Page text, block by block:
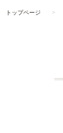
トップページ >